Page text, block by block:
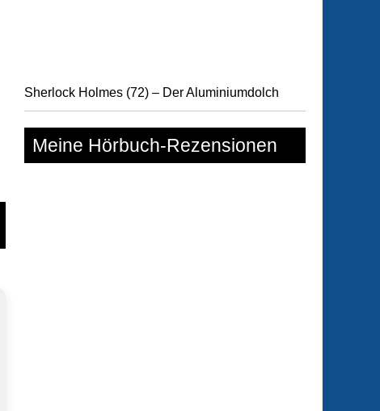
Sherlock Holmes (72) – Der Aluminiumdolch
Meine Hörbuch-Rezensionen